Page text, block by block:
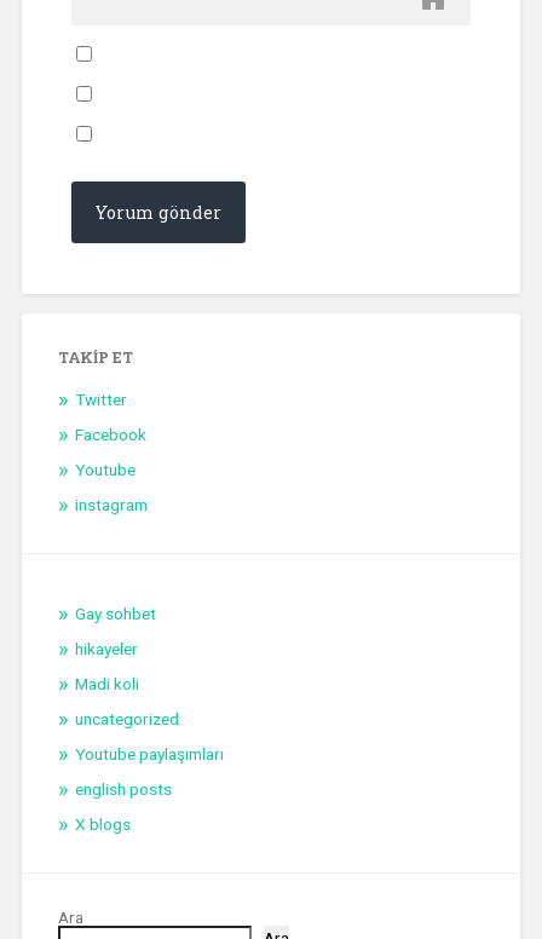
TAKIP ET
Twitter
Facebook
Youtube
instagram
Gay sohbet
hikayeler
Madi koli
uncategorized
Youtube paylaşımları
english posts
X blogs
Ara